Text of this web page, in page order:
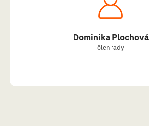
Dominika Plochová
člen rady